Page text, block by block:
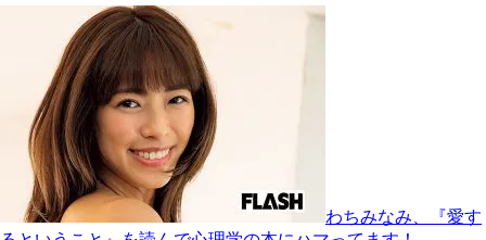
わちみなみ、『愛す